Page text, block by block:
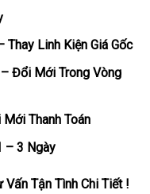
Linh Kiện Giá Gốc
Đổi Mới Trong Vòng
Thanh Toán
– 3 Ngày
Tận Tình Chi Tiết !